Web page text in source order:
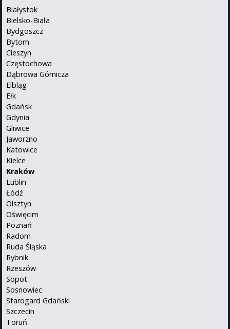
Białystok
Bielsko-Biała
Bydgoszcz
Bytom
Cieszyn
Częstochowa
Dąbrowa Górnicza
Elbląg
Ełk
Gdańsk
Gdynia
Gliwice
Jaworzno
Katowice
Kielce
Kraków
Lublin
Łódź
Olsztyn
Oświęcim
Poznań
Radom
Ruda Śląska
Rybnik
Rzeszów
Sopot
Sosnowiec
Starogard Gdański
Szczecin
Toruń